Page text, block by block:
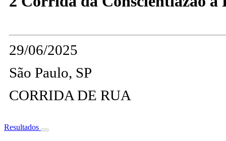
29/06/2025
São Paulo, SP
CORRIDA DE RUA
Resultados